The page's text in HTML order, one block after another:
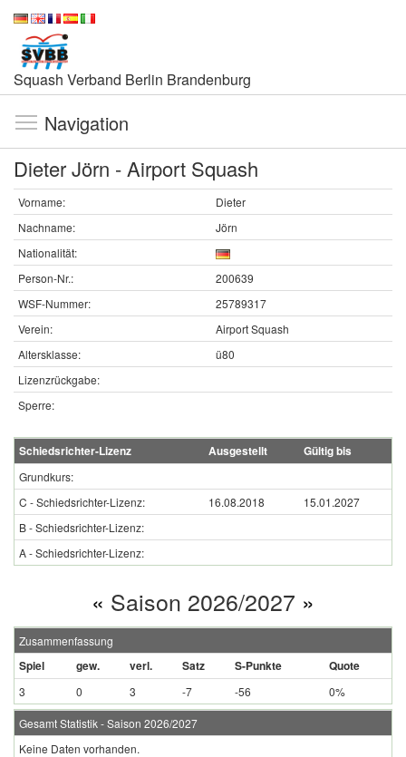
Squash Verband Berlin Brandenburg
Navigation
Dieter Jörn - Airport Squash
Vorname:
Dieter
Nachname:
Jörn
Nationalität:
Person-Nr.:
200639
WSF-Nummer:
25789317
Verein:
Airport Squash
Altersklasse:
ü80
Lizenzrückgabe:
Sperre:
Schiedsrichter-Lizenz Ausgestellt Gültig bis
Grundkurs:
C - Schiedsrichter-Lizenz:
16.08.2018
15.01.2027
B - Schiedsrichter-Lizenz:
A - Schiedsrichter-Lizenz:
« Saison 2026/2027 »
Zusammenfassung
Spiel gew. verl. Satz S-Punkte Quote
3 0 3 -7 -56 0%
Gesamt Statistik - Saison 2026/2027
Keine Daten vorhanden.